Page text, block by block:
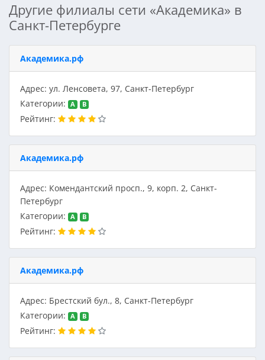
Другие филиалы сети «Академика» в
Санкт-Петербурге
Академика.рф
Адрес: ул. Ленсовета, 97, Санкт-Петербург
Категории:
A B
Рейтинг:
Академика.рф
Адрес: Комендантский просп., 9, корп. 2, Санкт-
Петербург
Категории:
A B
Рейтинг:
Академика.рф
Адрес: Брестский бул., 8, Санкт-Петербург
Категории:
A B
Рейтинг: